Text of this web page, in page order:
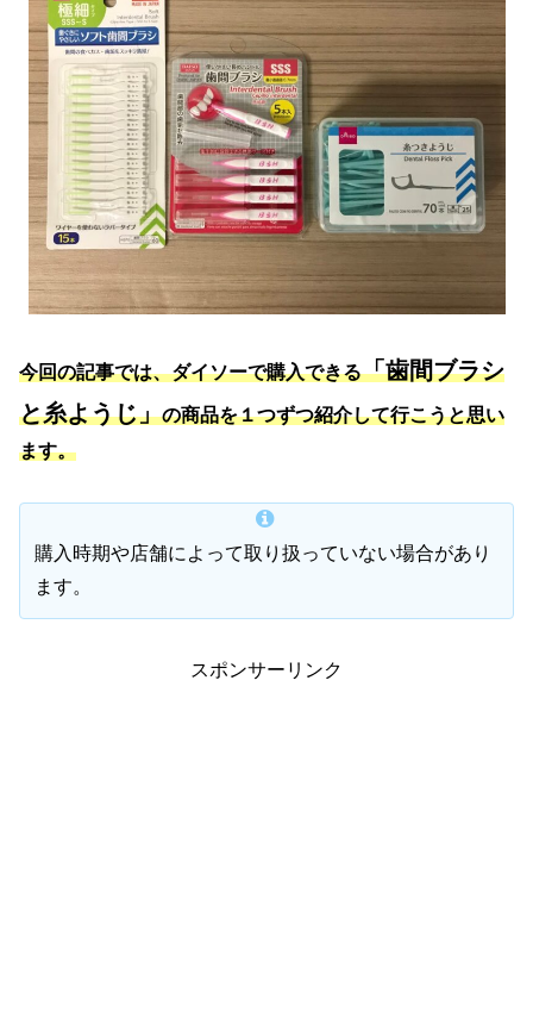
今回の記事では、ダイソーで購入できる「歯間ブラシ
と糸ようじ」の商品を１つずつ紹介して行こうと思い
ます。
購入時期や店舗によって取り扱っていない場合があり
ます。
スポンサーリンク